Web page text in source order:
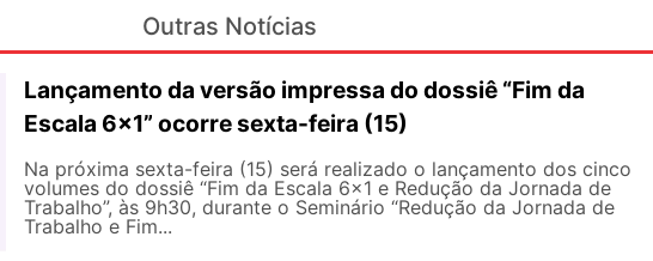
Outras Notícias
Lançamento da versão impressa do dossiê “Fim da
Escala 6×1” ocorre sexta-feira (15)
Na próxima sexta-feira (15) será realizado o lançamento dos cinco
volumes do dossiê “Fim da Escala 6×1 e Redução da Jornada de
Trabalho”, às 9h30, durante o Seminário “Redução da Jornada de
Trabalho e Fim...